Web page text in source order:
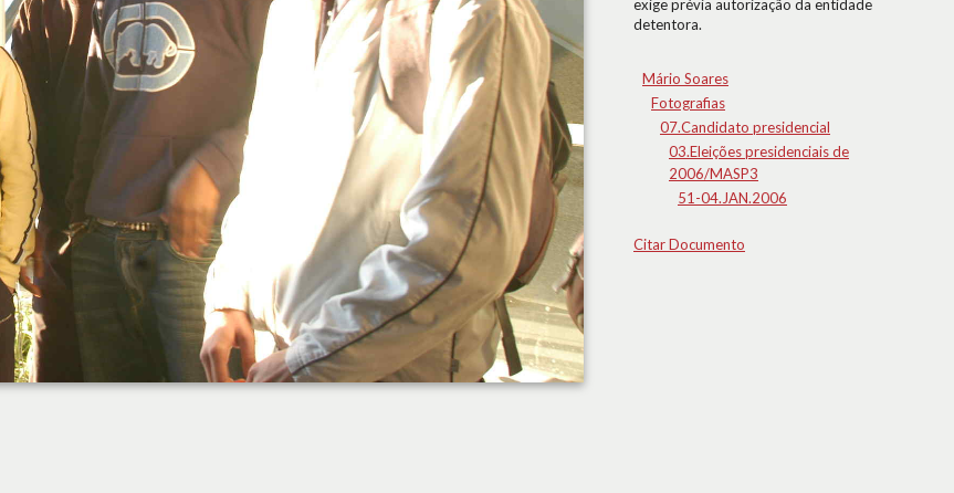
exige prévia autorização da entidade
detentora.
Mário Soares
Fotografias
07.Candidato presidencial
03.Eleições presidenciais de
2006/MASP3
51-04.JAN.2006
Citar Documento